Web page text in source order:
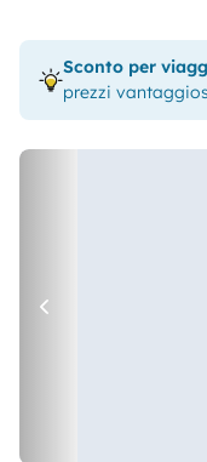
Sconto per
prezzi